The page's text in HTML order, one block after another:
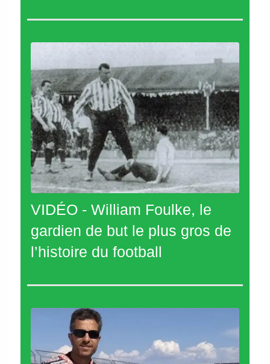
VIDÉO - William Foulke, le
gardien de but le plus gros de
l’histoire du football